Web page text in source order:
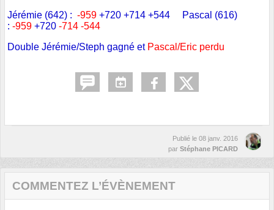
Jérémie (642) : -959 +720 +714 +544
Pascal (616)
: -959 +720 -714 -544
Double Jérémie/Steph gagné et Pascal/Eric perdu
Publié le 08 janv. 2016
par Stéphane PICARD
COMMENTEZ L’ÉVÈNEMENT